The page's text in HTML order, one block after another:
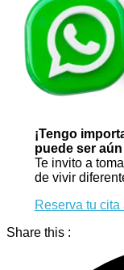
¡Tengo
puede ser
Te invito a
de vivir
Reserva tu cita
Share this :